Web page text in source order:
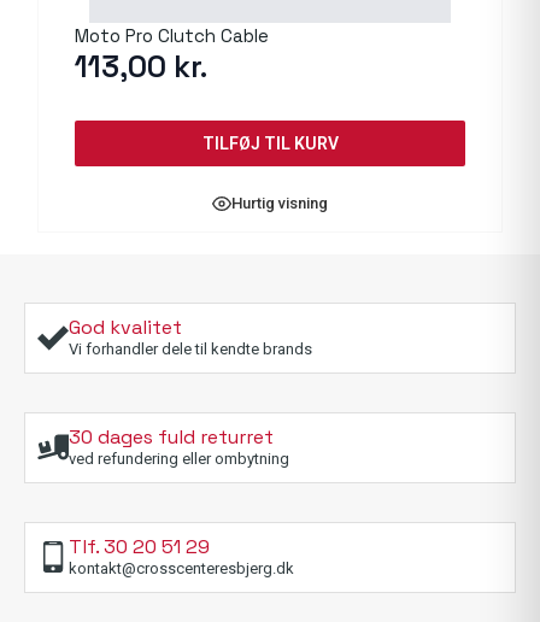
Moto Pro Clutch Cable
113,00 kr.
TILFØJ TIL KURV
Hurtig visning
God kvalitet
Vi forhandler dele til kendte brands
30 dages fuld returret
ved refundering eller ombytning
Tlf. 30 20 51 29
kontakt@crosscenteresbjerg.dk